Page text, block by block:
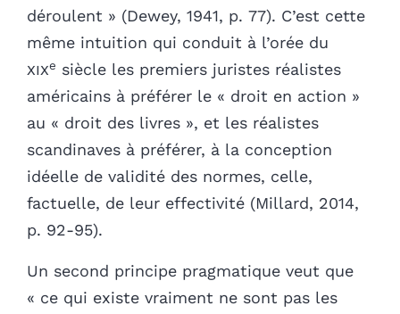
déroulent » (Dewey, 1941, p. 77). C’est cette
même intuition qui conduit à l’orée du
xixe siècle les premiers juristes réalistes
américains à préférer le « droit en action »
au « droit des livres », et les réalistes
scandinaves à préférer, à la conception
idéelle de validité des normes, celle,
factuelle, de leur effectivité (Millard, 2014,
p. 92-95).
Un second principe pragmatique veut que
« ce qui existe vraiment ne sont pas les